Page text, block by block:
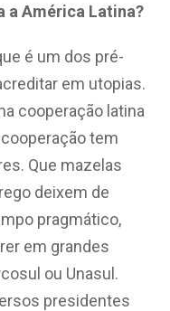
a América Latina?
é um dos pré-
em utopias.
cooperação latina
tem
Que mazelas
deixem de
pragmático,
em grandes
ou Unasul.
presidentes